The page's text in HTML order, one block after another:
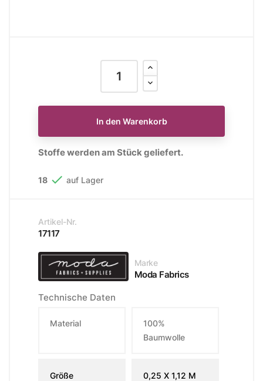
In den Warenkorb
Stoffe werden am Stück geliefert.
18  auf Lager
Artikel-Nr.
17117
Marke
Moda Fabrics
Technische Daten
Material
100%
Baumwolle
Größe 0,25 X 1,12 M